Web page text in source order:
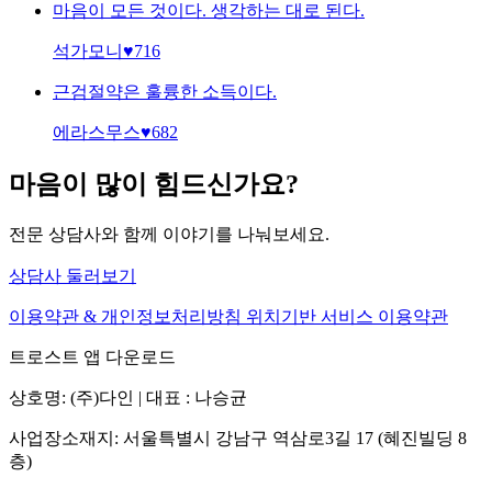
마음이 모든 것이다. 생각하는 대로 된다.
석가모니 ♥716
근검절약은 훌륭한 소득이다.
에라스무스♥682
마음이 많이 힘드신가요?
전문 상담사와 함께 이야기를 나눠보세요.
상담사 둘러보기
이용약관 & 개인정보처리방침 위치기반 서비스 이용약관
트로스트 앱 다운로드
상호명: (주)다인 | 대표 : 나승균
사업장소재지: 서울특별시 강남구 역삼로3길 17 (혜진빌딩 8
층)